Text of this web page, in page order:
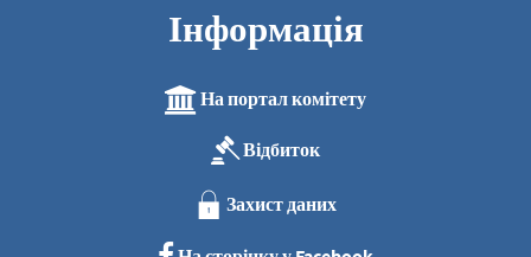
Інформація
На портал комітету
Відбиток
Захист даних